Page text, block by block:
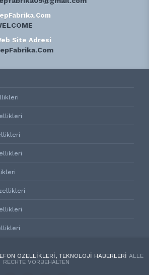
Site Adresi
ÖZELLIKLERI, TEKNOLOJI HABERLERI ALLE
RECHTE VORBEHALTEN